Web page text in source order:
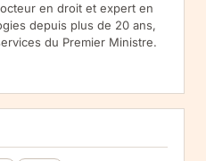
en droit et expert en
depuis plus de 20 ans,
du Premier Ministre.